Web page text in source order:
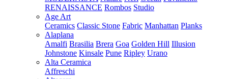
RENAISSANCE Rombos Studio
Age Art
Ceramics Classic Stone Fabric Manhattan Planks
Alaplana
Amalfi Brasilia Brera Goa Golden Hill Illusion
Johnstone Kinsale Pune Ripley Urano
Alta Ceramica
Affreschi